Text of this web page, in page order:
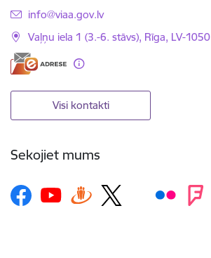
E-pasts:
info@viaa.gov.lv
Vaļņu iela 1 (3.-6. stāvs), Rīga, LV-1050
Visi kontakti
Sekojiet mums